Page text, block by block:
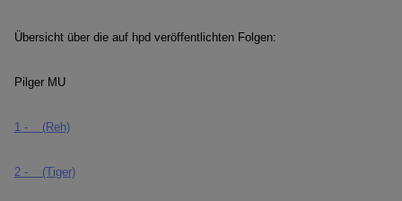
Übersicht über die auf hpd veröffentlichten Folgen:
Pilger MU
1 - (Reh)
2 - (Tiger)